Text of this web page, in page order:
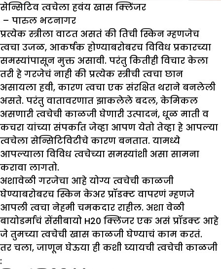
सेन्सिटिव त्वचेला हवंय खास क्लिंजर
– पारुल भटनागर
प्रत्येक स्त्रीला वाटत असतं की तिची स्किन म्हणजेच
त्वचा उजळ, आकर्षक होण्याबरोबरच विविध प्रकारच्या
समस्यांपासून मुक्त असावी. परंतु कितीही विचार केला
तरी हे गरजेचं नाही की प्रत्येक स्त्रीची त्वचा छान
असायला हवी, कारण त्वचा एक संरक्षित थराने बनलेली
असते. परंतु वातावरणात झाकलेले बदल, केमिकल
असणारी त्वचेची काळजी घेणारी उत्पादनं, धूळ माती व
कचरा यांच्या संपर्कात जेव्हा आपण येतो तेव्हा हे आपल्या
त्वचेला सेन्सिटिविटीचे कारण बनतात. यामध्ये
आपल्याला विविध त्वचेच्या समस्यांशी असा सामना
करावा लागतो.
अशावेळी गरजेचा आहे योग्य त्वचेची काळजी
घेण्याबरोबरच स्किन केअर प्रॉडक्ट वापरणं म्हणजे
आपली त्वचा नेहमी चमकदार राहील. अशा वेळी
बायोडर्माचं सेंसीबायो H20 क्लिंजर एक असं प्रॉडक्ट आहे
जे तुमच्या त्वचेची खास काळजी घेण्याचं काम करतं.
तर चला, जाणून घेऊया ही कशी घ्यायची त्वचेची काळजी
: